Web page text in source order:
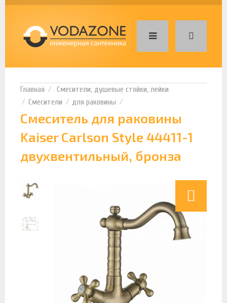
Смесители, душевые стойки, лейки
Смесители
для раковины
Смеситель для раковины
Kaiser Carlson Style 44411-1
двухвентильный, бронза